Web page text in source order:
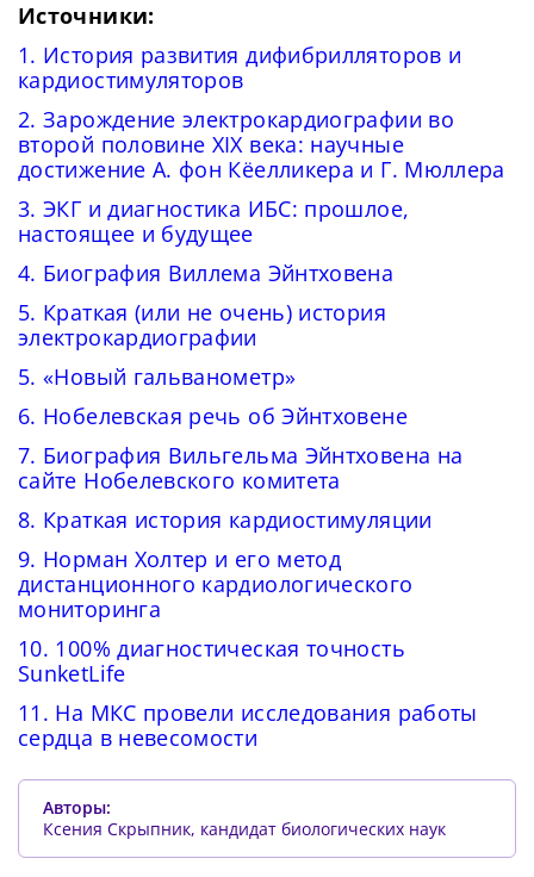
Источники:
1. История развития дифибрилляторов и
кардиостимуляторов
2. Зарождение электрокардиографии во
второй половине XIX века: научные
достижение А. фон Кёелликера и Г. Мюллера
3. ЭКГ и диагностика ИБС: прошлое,
настоящее и будущее
4. Биография Виллема Эйнтховена
5. Краткая (или не очень) история
электрокардиографии
5. «Новый гальванометр»
6. Нобелевская речь об Эйнтховене
7. Биография Вильгельма Эйнтховена на
сайте Нобелевского комитета
8. Краткая история кардиостимуляции
9. Норман Холтер и его метод
дистанционного кардиологического
мониторинга
10. 100% диагностическая точность
SunketLife
11. На МКС провели исследования работы
сердца в невесомости
Авторы:
Ксения Скрыпник, кандидат биологических наук